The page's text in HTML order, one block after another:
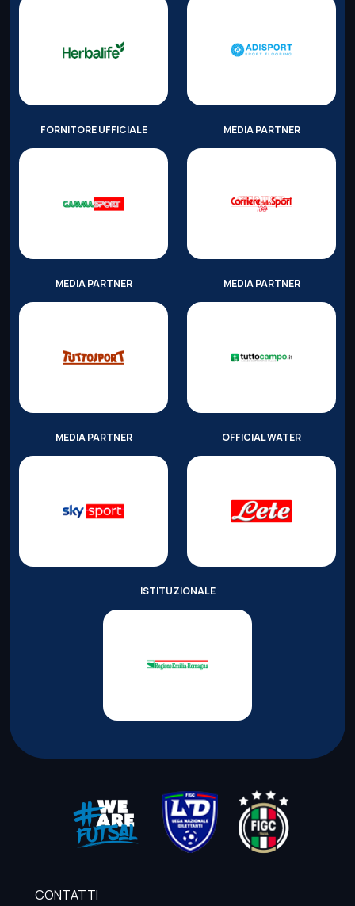
FORNITORE UFFICIALE MEDIA PARTNER
MEDIA PARTNER MEDIA PARTNER
MEDIA PARTNER OFFICIAL WATER
ISTITUZIONALE
CONTATTI